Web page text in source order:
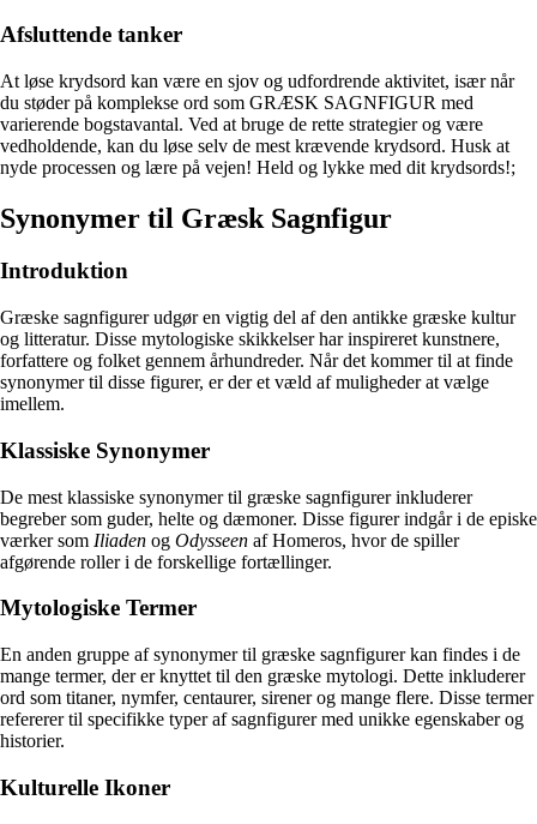
Afsluttende tanker
At løse krydsord kan være en sjov og udfordrende aktivitet, især når
du støder på komplekse ord som GRÆSK SAGNFIGUR med
varierende bogstavantal. Ved at bruge de rette strategier og være
vedholdende, kan du løse selv de mest krævende krydsord. Husk at
nyde processen og lære på vejen! Held og lykke med dit krydsords!;
Synonymer til Græsk Sagnfigur
Introduktion
Græske sagnfigurer udgør en vigtig del af den antikke græske kultur
og litteratur. Disse mytologiske skikkelser har inspireret kunstnere,
forfattere og folket gennem århundreder. Når det kommer til at finde
synonymer til disse figurer, er der et væld af muligheder at vælge
imellem.
Klassiske Synonymer
De mest klassiske synonymer til græske sagnfigurer inkluderer
begreber som guder, helte og dæmoner. Disse figurer indgår i de episke
værker som Iliaden og Odysseen af Homeros, hvor de spiller
afgørende roller i de forskellige fortællinger.
Mytologiske Termer
En anden gruppe af synonymer til græske sagnfigurer kan findes i de
mange termer, der er knyttet til den græske mytologi. Dette inkluderer
ord som titaner, nymfer, centaurer, sirener og mange flere. Disse termer
refererer til specifikke typer af sagnfigurer med unikke egenskaber og
historier.
Kulturelle Ikoner